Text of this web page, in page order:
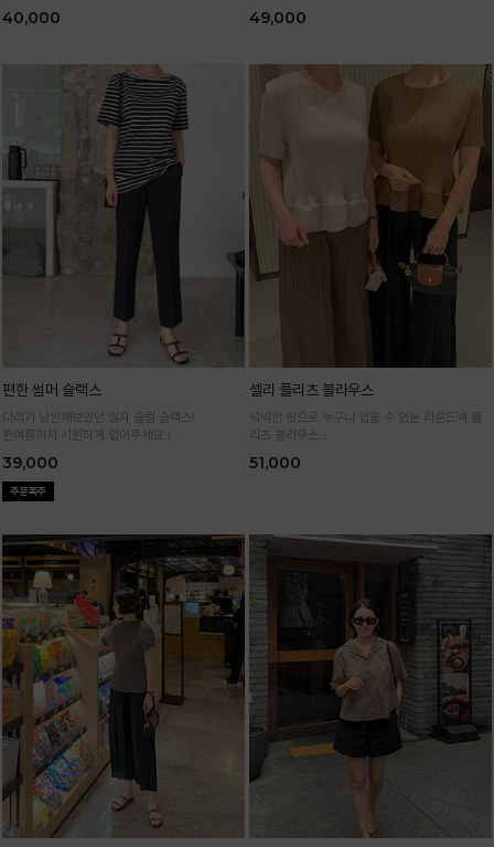
40,000 49,000
편한 썸머 슬랙스
다리가 날씬해보였던 일자 슬림 슬랙스!
한여름까지 시원하게 입어주세요:)
39,000
셀리 플리츠 블라우스
넉넉한 핏으로 누구나 입을 수 있는 라운드넥 플
리츠 블라우스
51,000